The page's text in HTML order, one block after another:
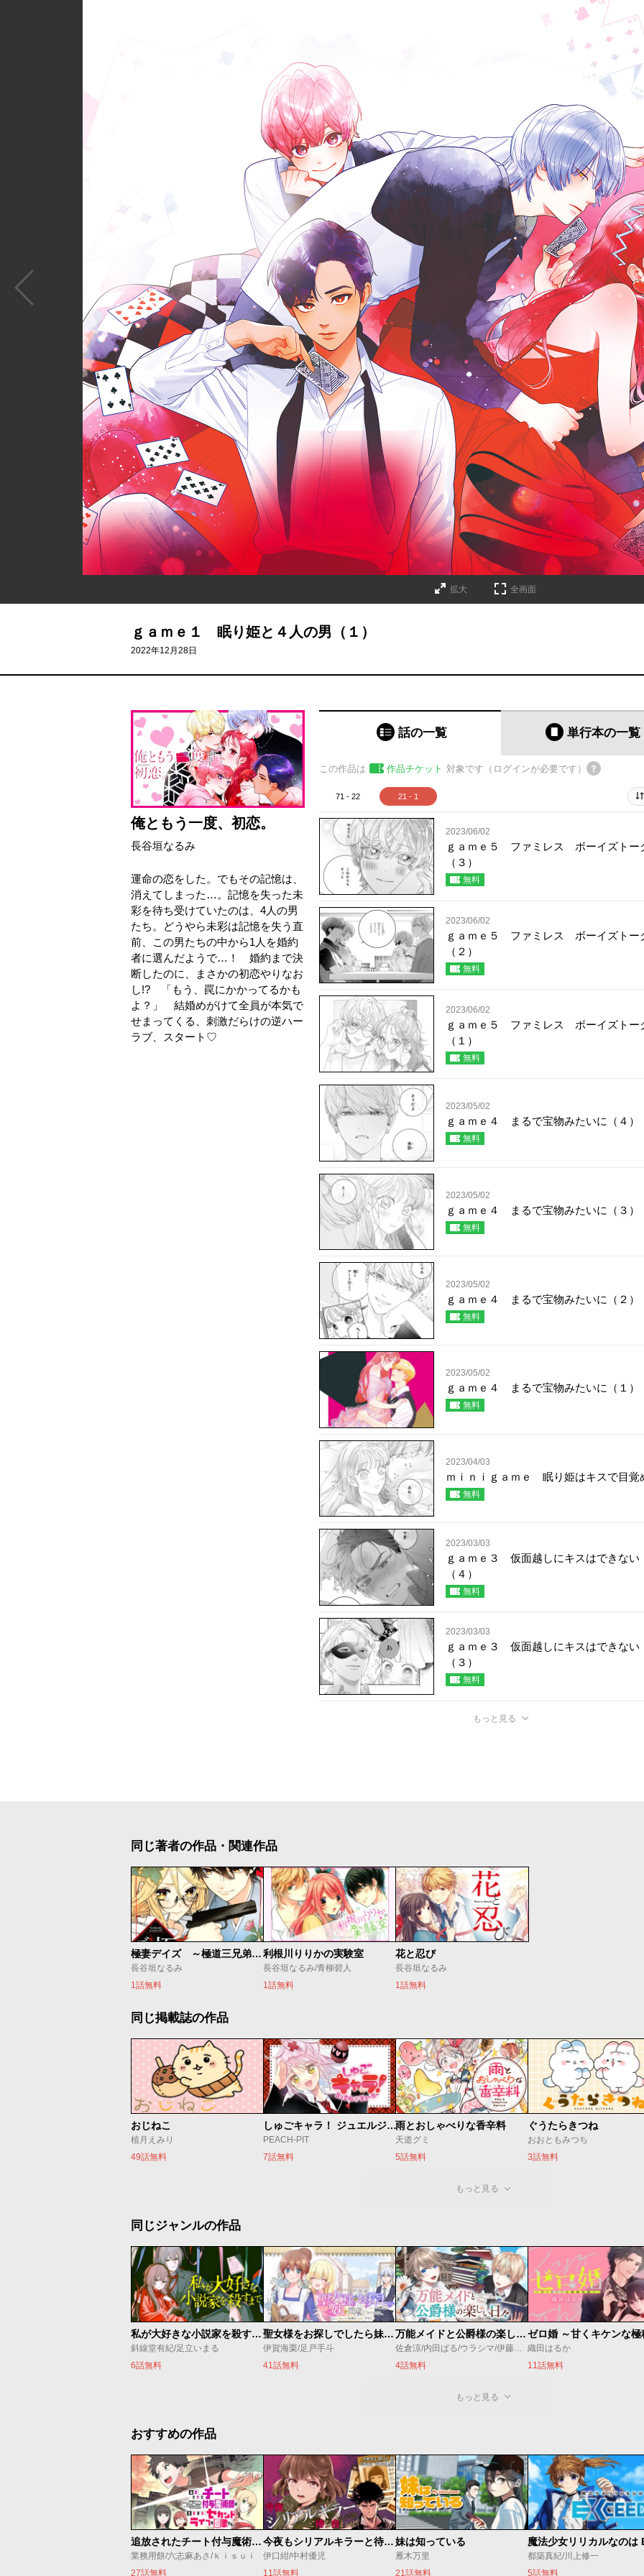
拡大 全画面
ｇａｍｅ１ 眠り姫と４人の男（１）
2022年12月28日
俺ともう一度、初恋。
長谷垣なるみ
運命の恋をした。でもその記憶は、
消えてしまった…。記憶を失った未
彩を待ち受けていたのは、4人の男
たち。どうやら未彩は記憶を失う直
前、この男たちの中から1人を婚約
者に選んだようで…！ 婚約まで決
断したのに、まさかの初恋やりなお
し!? 「もう、罠にかかってるかも
よ？」 結婚めがけて全員が本気で
せまってくる、刺激だらけの逆ハー
ラブ、スタート♡
話の一覧 単行本の一覧
この作品は 作品チケット 対象です（ログインが必要です）
71 - 22 21 - 1
2023/06/02
ｇａｍｅ５ ファミレス ボーイズトー
（３）
無料
2023/06/02
ｇａｍｅ５ ファミレス ボーイズトー
（２）
無料
2023/06/02
ｇａｍｅ５ ファミレス ボーイズトー
（１）
無料
2023/05/02
ｇａｍｅ４ まるで宝物みたいに（４）
無料
2023/05/02
ｇａｍｅ４ まるで宝物みたいに（３）
無料
2023/05/02
ｇａｍｅ４ まるで宝物みたいに（２）
無料
2023/05/02
ｇａｍｅ４ まるで宝物みたいに（１）
無料
2023/04/03
ｍｉｎｉｇａｍｅ 眠り姫はキスで目覚
無料
2023/03/03
ｇａｍｅ３ 仮面越しにキスはできない
（４）
無料
2023/03/03
ｇａｍｅ３ 仮面越しにキスはできない
（３）
無料
もっと見る
同じ著者の作品・関連作品
極妻デイズ ～極道三兄弟にせまられてます～
長谷垣なるみ
1話無料
利根川りりかの実験室
長谷垣なるみ/青柳碧人
1話無料
花と忍び
長谷垣なるみ
1話無料
同じ掲載誌の作品
おじねこ
植月えみり
49話無料
しゅごキャラ！ ジュエルジョーカー
PEACH-PIT
7話無料
雨とおしゃべりな香辛料
天道グミ
5話無料
ぐうたらきつね
おおともみつち
3話無料
もっと見る
同じジャンルの作品
私が大好きな小説家を殺すまで
斜線堂有紀/足立いまる
6話無料
聖女様をお探しでしたら妹で間違いありません。さあどうぞお連れください、今すぐ。
伊賀海栗/足戸手斗
41話無料
万能メイドと公爵様の楽しい日々
佐倉涼/内田ぱる/ウラシマ/伊藤テリヤキ
4話無料
織田はるか
11話無料
もっと見る
おすすめの作品
追放されたチート付与魔術師は気ままなセカンドライフを謳歌する。 ～俺は武器だけじゃなく、あらゆるものに『強化ポイント』を付与できるし、俺の意思でいつでも効果を解除できるけど、残った人たち大丈夫？～
業務用餅/六志麻あさ/ｋｉｓｕｉ
27話無料
今夜もシリアルキラーと待ち合わせ
伊口紺/中村優児
11話無料
妹は知っている
雁木万里
21話無料
都築真紀/川上修一
5話無料